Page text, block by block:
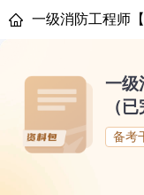
一级
（
备考